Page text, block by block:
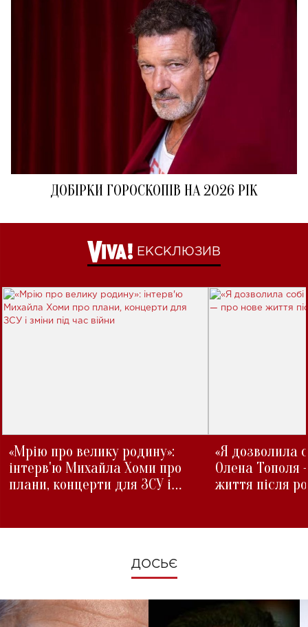
ДОБІРКИ ГОРОСКОПІВ НА 2026 РІК
ЕКСКЛЮЗИВ
«Мрію про велику родину»:
інтерв'ю Михайла Хоми про
плани, концерти для ЗСУ і
«Я дозволила
Олена Тополя
життя після
ДОСЬЄ